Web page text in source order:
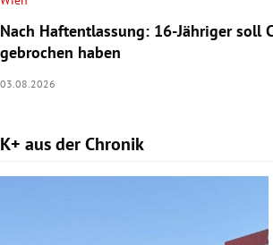
Nach Haftentlassung: 16-Jähriger soll
gebrochen haben
03.08.2026
K+ aus der Chronik
Slide 1 von 9